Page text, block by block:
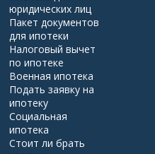
юридических лиц
Пакет документов
для ипотеки
Налоговый вычет
по ипотеке
Военная ипотека
Подать заявку на
ипотеку
Социальная
ипотека
Стоит ли брать